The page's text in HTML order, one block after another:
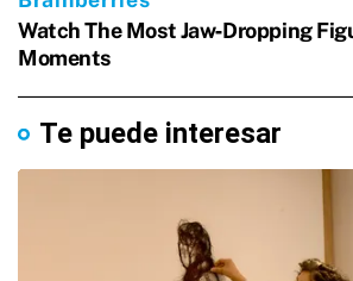
Te puede interesar